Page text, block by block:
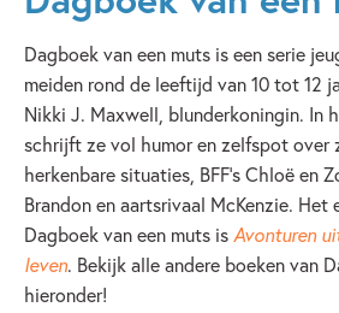
Dagboek van een muts is een serie
meiden rond de leeftijd van 10 tot 12
Nikki J. Maxwell, blunderkoningin. In
schrijft ze vol humor en zelfspot over
herkenbare situaties, BFF’s Chloë en
Brandon en aartsrivaal McKenzie. Het
Dagboek van een muts is Avonturen
leven. Bekijk alle andere boeken van
hieronder!